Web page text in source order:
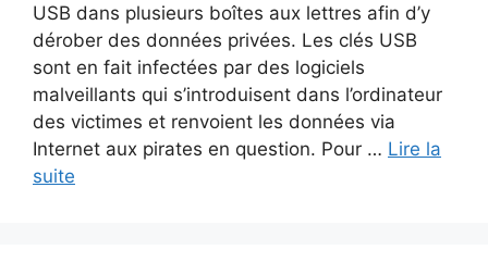
USB dans plusieurs boîtes aux lettres afin d’y
dérober des données privées. Les clés USB
sont en fait infectées par des logiciels
malveillants qui s’introduisent dans l’ordinateur
des victimes et renvoient les données via
Internet aux pirates en question. Pour … Lire la
suite